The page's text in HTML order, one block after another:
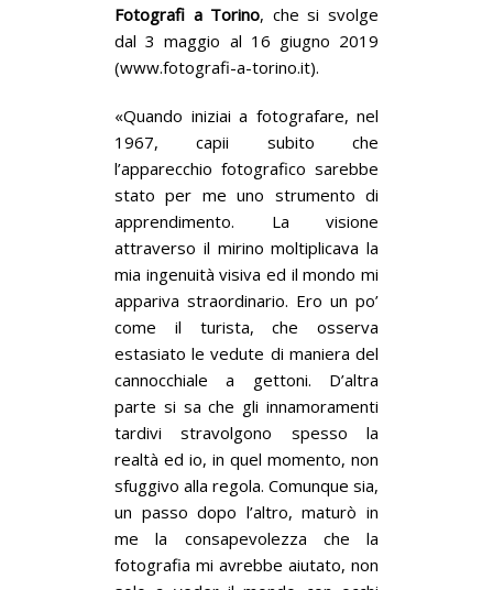
Fotografi a Torino, che si svolge
dal 3 maggio al 16 giugno 2019
(www.fotografi-a-torino.it).
«Quando iniziai a fotografare, nel
1967, capii subito che
l’apparecchio fotografico sarebbe
stato per me uno strumento di
apprendimento. La visione
attraverso il mirino moltiplicava la
mia ingenuità visiva ed il mondo mi
appariva straordinario. Ero un po’
come il turista, che osserva
estasiato le vedute di maniera del
cannocchiale a gettoni. D’altra
parte si sa che gli innamoramenti
tardivi stravolgono spesso la
realtà ed io, in quel momento, non
sfuggivo alla regola. Comunque sia,
un passo dopo l’altro, maturò in
me la consapevolezza che la
fotografia mi avrebbe aiutato, non